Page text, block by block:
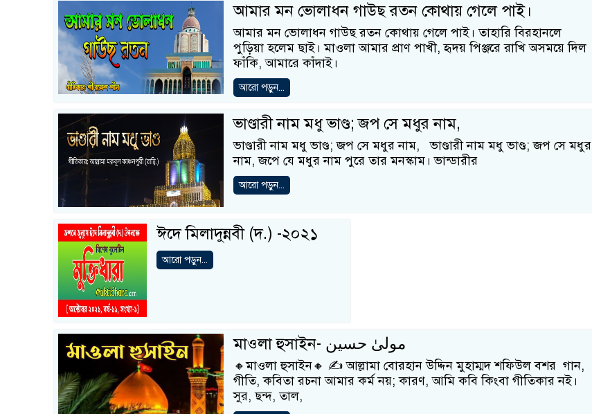
আমার মন ভোলাধন গাউছ রতন কোথায় গেলে পাই।
আমার মন ভোলাধন গাউছ রতন কোথায় গেলে পাই। তাহারি বিরহানলে
পুড়িয়া হলেম ছাই। মাওলা আমার প্রাণ পাখী, হৃদয় পিঞ্জরে রাখি অসময়ে দিল
ফাঁকি, আমারে কাঁদাই।
আরো পড়ুন...
ভাণ্ডারী নাম মধু ভাণ্ড; জপ সে মধুর নাম,
ভাণ্ডারী নাম মধু ভাণ্ড; জপ সে মধুর নাম, ভাণ্ডারী নাম মধু ভাণ্ড; জপ সে মধুর
নাম, জপে যে মধুর নাম পুরে তার মনস্কাম। ভান্ডারীর
আরো পড়ুন...
ঈদে মিলাদুন্নবী (দ.) -২০২১
আরো পড়ুন...
মাওলা হুসাইন- مولیٰ حسین
🔸মাওলা হুসাইন🔸 ✍️ আল্লামা বোরহান উদ্দিন মুহাম্মদ শফিউল বশর গান,
গীতি, কবিতা রচনা আমার কর্ম নয়; কারণ, আমি কবি কিংবা গীতিকার নই।
সুর, ছন্দ, তাল,